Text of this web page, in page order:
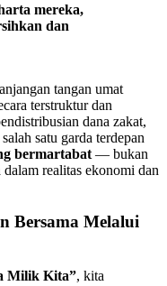
mereka,
dan
tangan umat
terstruktur dan
dana zakat,
satu garda terdepan
bermartabat — bukan
realitas ekonomi dan
Bersama Melalui
Milik Kita”, kita